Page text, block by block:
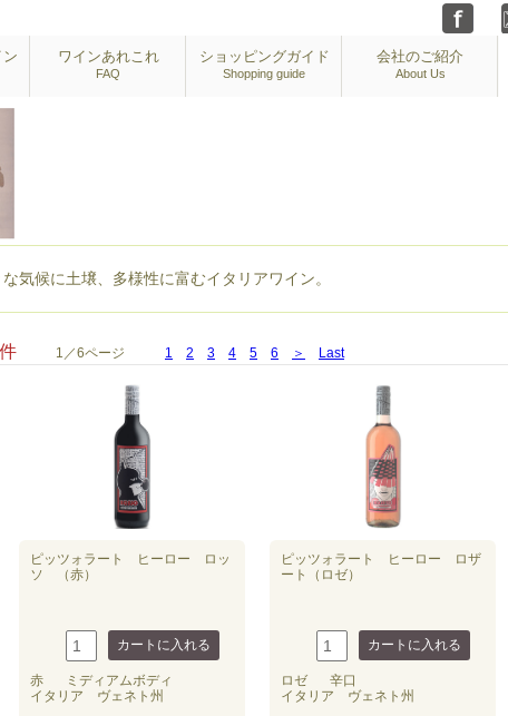
ワインあれこれ
FAQ
ショッピングガイド
Shopping guide
会社のご紹介
About Us
気候に土壌、多様性に富むイタリアワイン。
件 1／6ページ 1 2 3 4 5 6 ＞ Last
ピッツォラート ヒーロー ロッ
ソ （赤）
赤
ミディアムボディ
イタリア ヴェネト州
ピッツォラート ヒーロー ロザ
ート（ロゼ）
ロゼ
辛口
イタリア ヴェネト州